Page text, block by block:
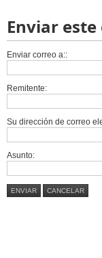
Enviar
Enviar correo a::
Remitente:
Su dirección de correo
Asunto:
ENVIAR CANCELAR